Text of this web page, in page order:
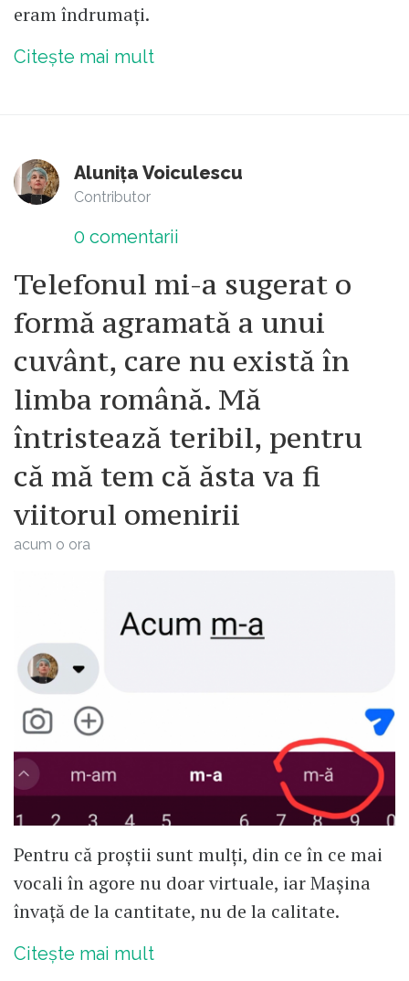
eram îndrumați.
Citește mai mult
Alunița Voiculescu
Contributor
0 comentarii
Telefonul mi-a sugerat o
formă agramată a unui
cuvânt, care nu există în
limba română. Mă
întristează teribil, pentru
că mă tem că ăsta va fi
viitorul omenirii
acum o ora
Pentru că proștii sunt mulți, din ce în ce mai
vocali în agore nu doar virtuale, iar Mașina
învață de la cantitate, nu de la calitate.
Citește mai mult